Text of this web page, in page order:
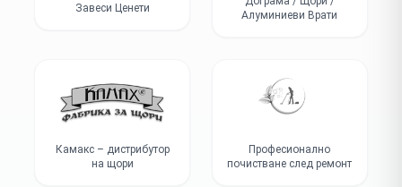
Завеси Ценети
Алуминиеви Врати
Камакс – дистрибутор
на щори
Професионално
почистване след ремонт